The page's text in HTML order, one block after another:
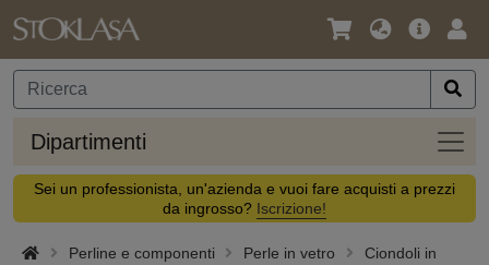
Lingua
Valuta
Offerta
Dipartimenti
Sei un professionista, un'azienda e vuoi fare acquisti a prezzi
da ingrosso? Iscrizione!
Perline e componenti Perle in vetro
Ciondoli in